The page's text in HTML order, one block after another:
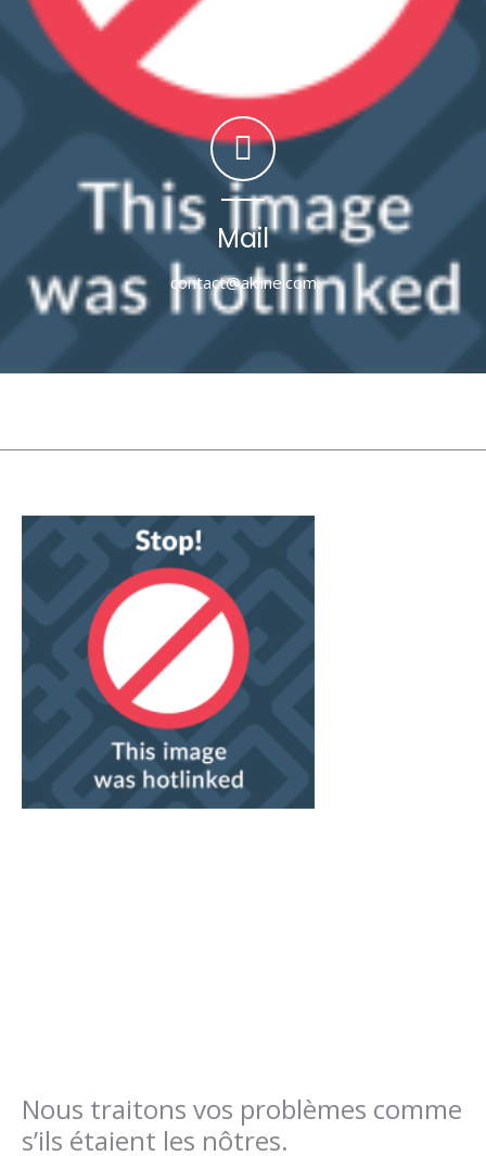
04 50 10 93 00
Mail
contact@akline.com
Nous traitons vos problèmes comme
s’ils étaient les nôtres.